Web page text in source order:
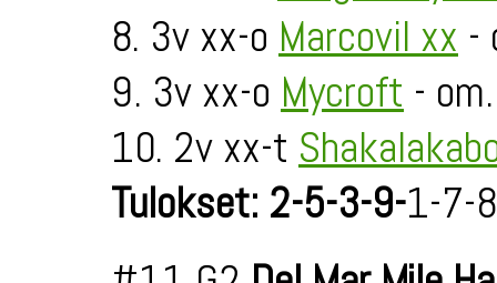
8. 3v xx-o Marcovil xx -
9. 3v xx-o Mycroft -
10. 2v xx-t
Tulokset: 2-5-3-9-1-7-